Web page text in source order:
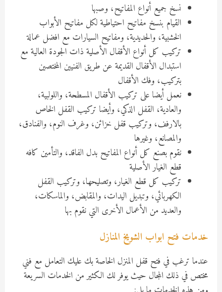
نسخ جميع أنواع المفاتيح، وصبها
القيام بنسخ مفاتيح احتياطية لكل مفاتيح الأبواب
الخشبية، والحديدية، ومفاتيح السيارات مع افضل عمالة
تركيب كل أنواع الأقفال الأصلية ذات الجودة العالية مع
استبدال الأقفال القديمة عن طريق الفنيين المختصين
بتركيب، وفك الأقفال
نعمل أيضا على تركيب الأقفال المسطحة، واللولبية،
والعادية، القفل الذكي، وأيضا تركيب القفل الخاص
بالارفف، وتركيب قفل خزائن، وغرف النوم، والفنادق،
والمصانع، وغيرها
نقوم بصنع كل أنواع المفاتيح بدل الفاقد، والتأمين كافه
قطع الغيار الأصلية
تركيب كل قطع الغيار، وتصليحها، وتركيب القفل
الكهربائي، وتبديل اليدات، والمقابض، والماسكات،
والعديد من الأعمال الأخرى التي نقوم بها
خدمات فتح ابواب الشويخ المنازل
عندما ترغب في فتح قفل المنزل الخاصة بك عليك التعامل مع فني
مختص في ذلك المجال حيث يوفر لك الكثير من الخدمات السريعة